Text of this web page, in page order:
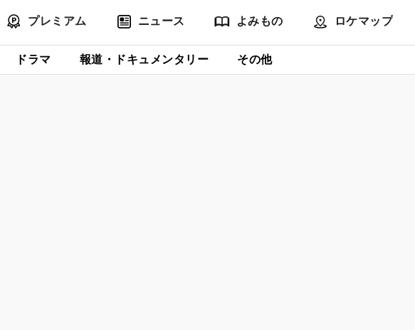
プレミアム ニュース よみもの ロケマップ
ドラマ 報道・ドキュメンタリー その他